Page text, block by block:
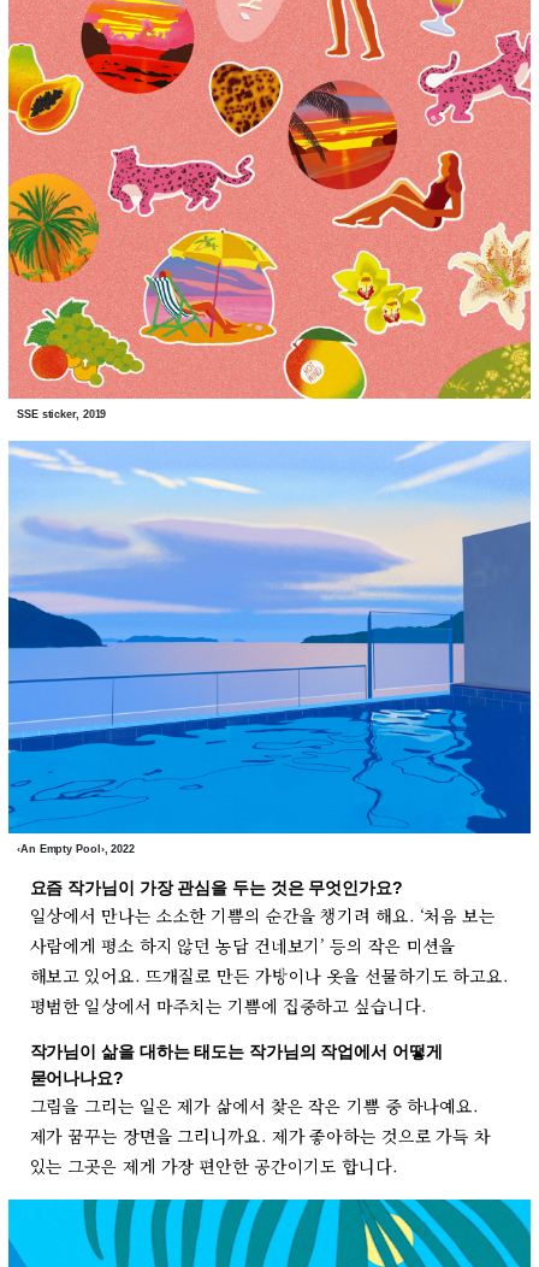
SSE sticker, 2019
‹An Empty Pool›, 2022
요즘 작가님이 가장 관심을 두는 것은 무엇인가요?
일상에서 만나는 소소한 기쁨의 순간을 챙기려 해요. ‘처음 보는
사람에게 평소 하지 않던 농담 건네보기’ 등의 작은 미션을
해보고 있어요. 뜨개질로 만든 가방이나 옷을 선물하기도 하고요.
평범한 일상에서 마주치는 기쁨에 집중하고 싶습니다.
작가님이 삶을 대하는 태도는 작가님의 작업에서 어떻게
묻어나나요?
그림을 그리는 일은 제가 삶에서 찾은 작은 기쁨 중 하나예요.
제가 꿈꾸는 장면을 그리니까요. 제가 좋아하는 것으로 가득 차
있는 그곳은 제게 가장 편안한 공간이기도 합니다.